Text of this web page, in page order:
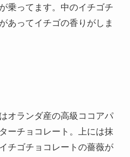
乗ってます。中のイチゴチ
あってイチゴの香りがしま
オランダ産の高級ココアパ
ーチョコレート。上には抹
チゴチョコレートの薔薇が